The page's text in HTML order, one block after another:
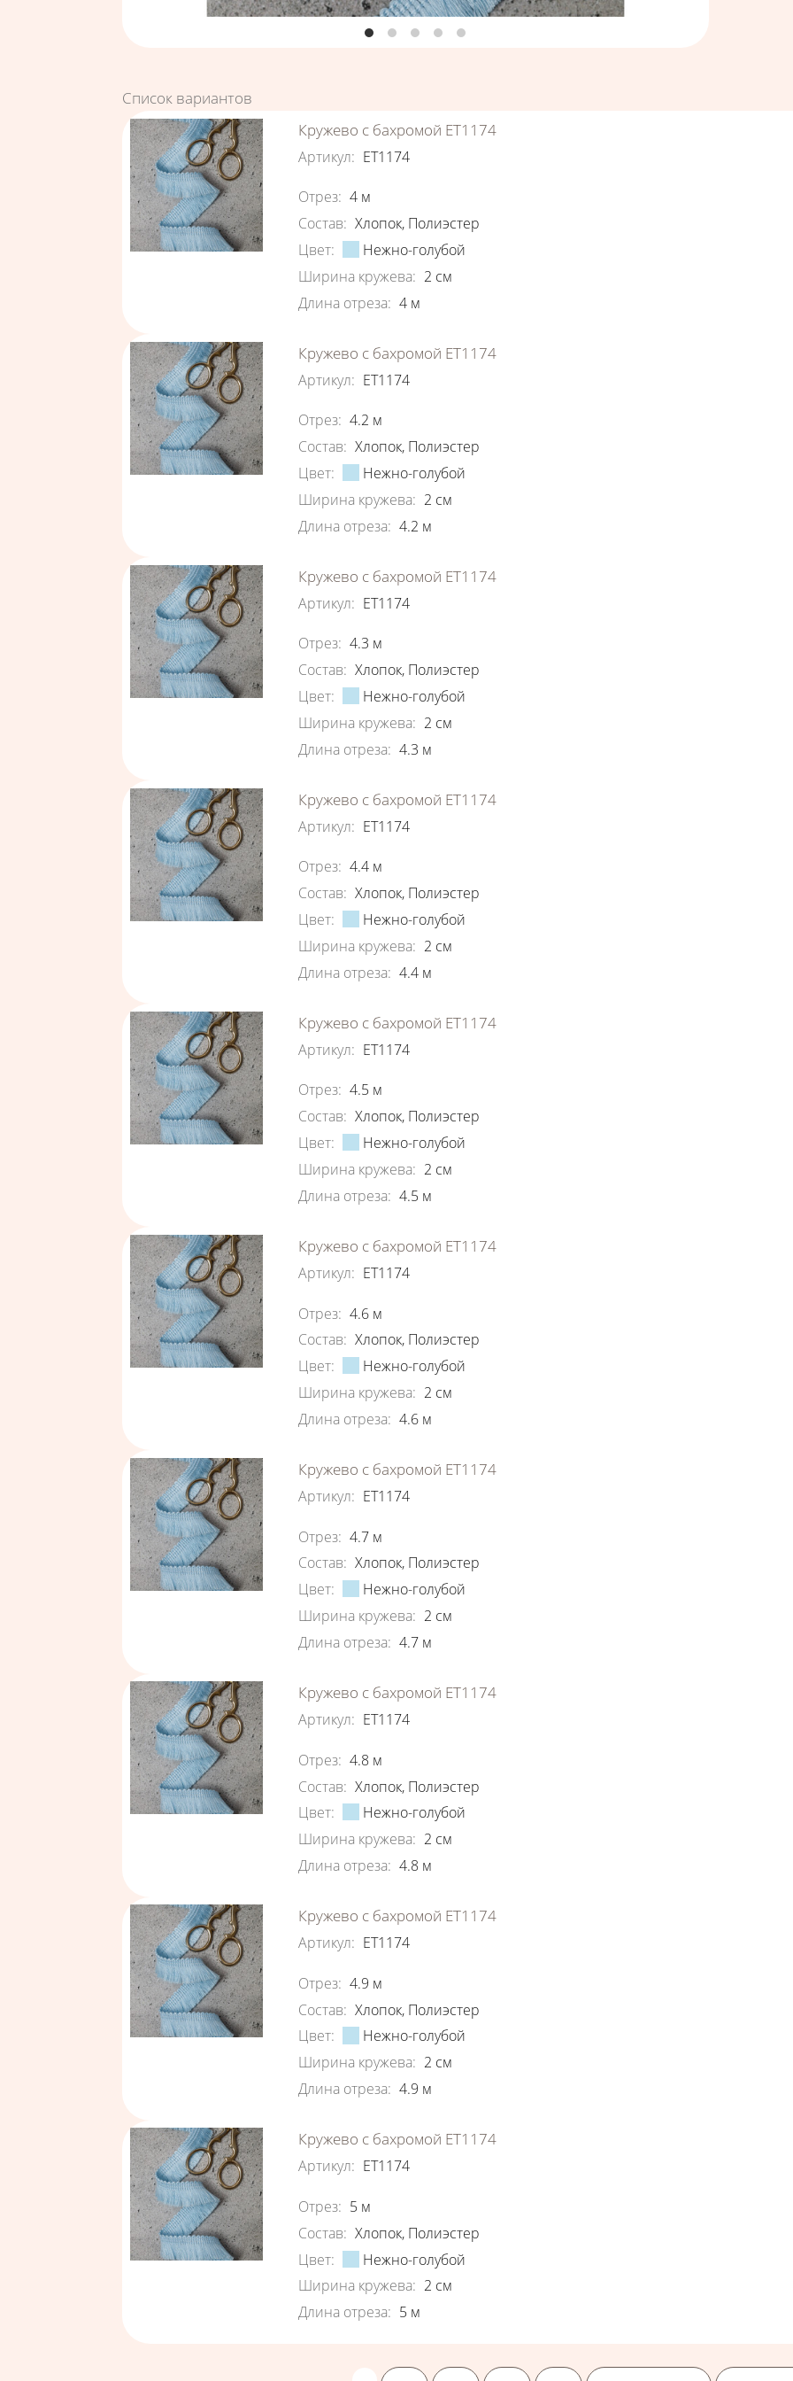
Список вариантов
Кружево с бахромой ЕТ1174
Артикул: ЕТ1174
Характеристики
Отрез: 4 м
Состав: Хлопок, Полиэстер
Цвет:
Нежно-голубой
Ширина кружева: 2 см
Длина отреза: 4 м
Кружево с бахромой ЕТ1174
Артикул: ЕТ1174
Характеристики
Отрез: 4.2 м
Состав: Хлопок, Полиэстер
Цвет:
Нежно-голубой
Ширина кружева: 2 см
Длина отреза: 4.2 м
Кружево с бахромой ЕТ1174
Артикул: ЕТ1174
Характеристики
Отрез: 4.3 м
Состав: Хлопок, Полиэстер
Цвет:
Нежно-голубой
Ширина кружева: 2 см
Длина отреза: 4.3 м
Кружево с бахромой ЕТ1174
Артикул: ЕТ1174
Характеристики
Отрез: 4.4 м
Состав: Хлопок, Полиэстер
Цвет:
Нежно-голубой
Ширина кружева: 2 см
Длина отреза: 4.4 м
Кружево с бахромой ЕТ1174
Артикул: ЕТ1174
Характеристики
Отрез: 4.5 м
Состав: Хлопок, Полиэстер
Цвет:
Нежно-голубой
Ширина кружева: 2 см
Длина отреза: 4.5 м
Кружево с бахромой ЕТ1174
Артикул: ЕТ1174
Характеристики
Отрез: 4.6 м
Состав: Хлопок, Полиэстер
Цвет:
Нежно-голубой
Ширина кружева: 2 см
Длина отреза: 4.6 м
Кружево с бахромой ЕТ1174
Артикул: ЕТ1174
Характеристики
Отрез: 4.7 м
Состав: Хлопок, Полиэстер
Цвет:
Нежно-голубой
Ширина кружева: 2 см
Длина отреза: 4.7 м
Кружево с бахромой ЕТ1174
Артикул: ЕТ1174
Характеристики
Отрез: 4.8 м
Состав: Хлопок, Полиэстер
Цвет:
Нежно-голубой
Ширина кружева: 2 см
Длина отреза: 4.8 м
Кружево с бахромой ЕТ1174
Артикул: ЕТ1174
Характеристики
Отрез: 4.9 м
Состав: Хлопок, Полиэстер
Цвет:
Нежно-голубой
Ширина кружева: 2 см
Длина отреза: 4.9 м
Кружево с бахромой ЕТ1174
Артикул: ЕТ1174
Характеристики
Отрез: 5 м
Состав: Хлопок, Полиэстер
Цвет:
Нежно-голубой
Ширина кружева: 2 см
Длина отреза: 5 м